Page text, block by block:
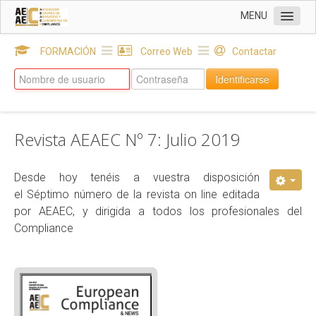
MENU
INICIO
Sobre AEAEC
EUROPEAN COMPLIANCE & NEWS
Revista AEAEC: Nº 20 Febrero 2026
Revista AEAEC: Nº 18 Enero 2025
Revista AEAEC: Nº 13 Julio 2022
Revista AEAEC: Nº 16 Enero 2024
FORMACIÓN Correo Web Contactar
Identificarse
Revista AEAEC Nº 7: Julio 2019
Desde hoy tenéis a vuestra disposición
el Séptimo número de la revista on line editada
por AEAEC, y dirigida a todos los profesionales del
Compliance